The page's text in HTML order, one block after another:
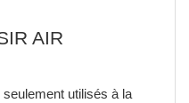
AIR
seulementutilisés à la